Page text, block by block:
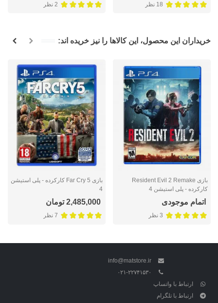
18 نظر 2 نظر
خریداران این محصول، این کالاها را نیز خریده اند:
بازی Resident Evil 2 Remake
کارکرده - پلی استیشن 4
اتمام موجودی
3 نظر
بازی Far Cry 5 کارکرده - پلی استیشن
4
2,485,000 تومان
7 نظر
info@matstore.ir
۰۲۱-۲۲۷۴۱۵۳۰
ارتباط با واتساپ
ارتباط با تلگرام